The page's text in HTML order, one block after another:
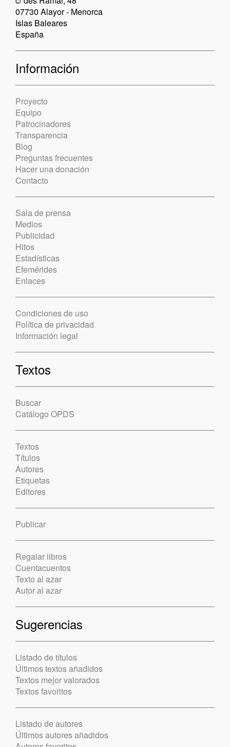
07730 Alayor - Menorca
Islas Baleares
España
Información
Proyecto
Equipo
Patrocinadores
Transparencia
Blog
Preguntas frecuentes
Hacer una donación
Contacto
Sala de prensa
Medios
Publicidad
Hitos
Estadísticas
Efemérides
Enlaces
Condiciones de uso
Política de privacidad
Información legal
Textos
Buscar
Catálogo OPDS
Textos
Títulos
Autores
Etiquetas
Editores
Publicar
Regalar libros
Cuentacuentos
Texto al azar
Autor al azar
Sugerencias
Listado de títulos
Últimos textos añadidos
Textos mejor valorados
Textos favoritos
Listado de autores
Últimos autores añadidos